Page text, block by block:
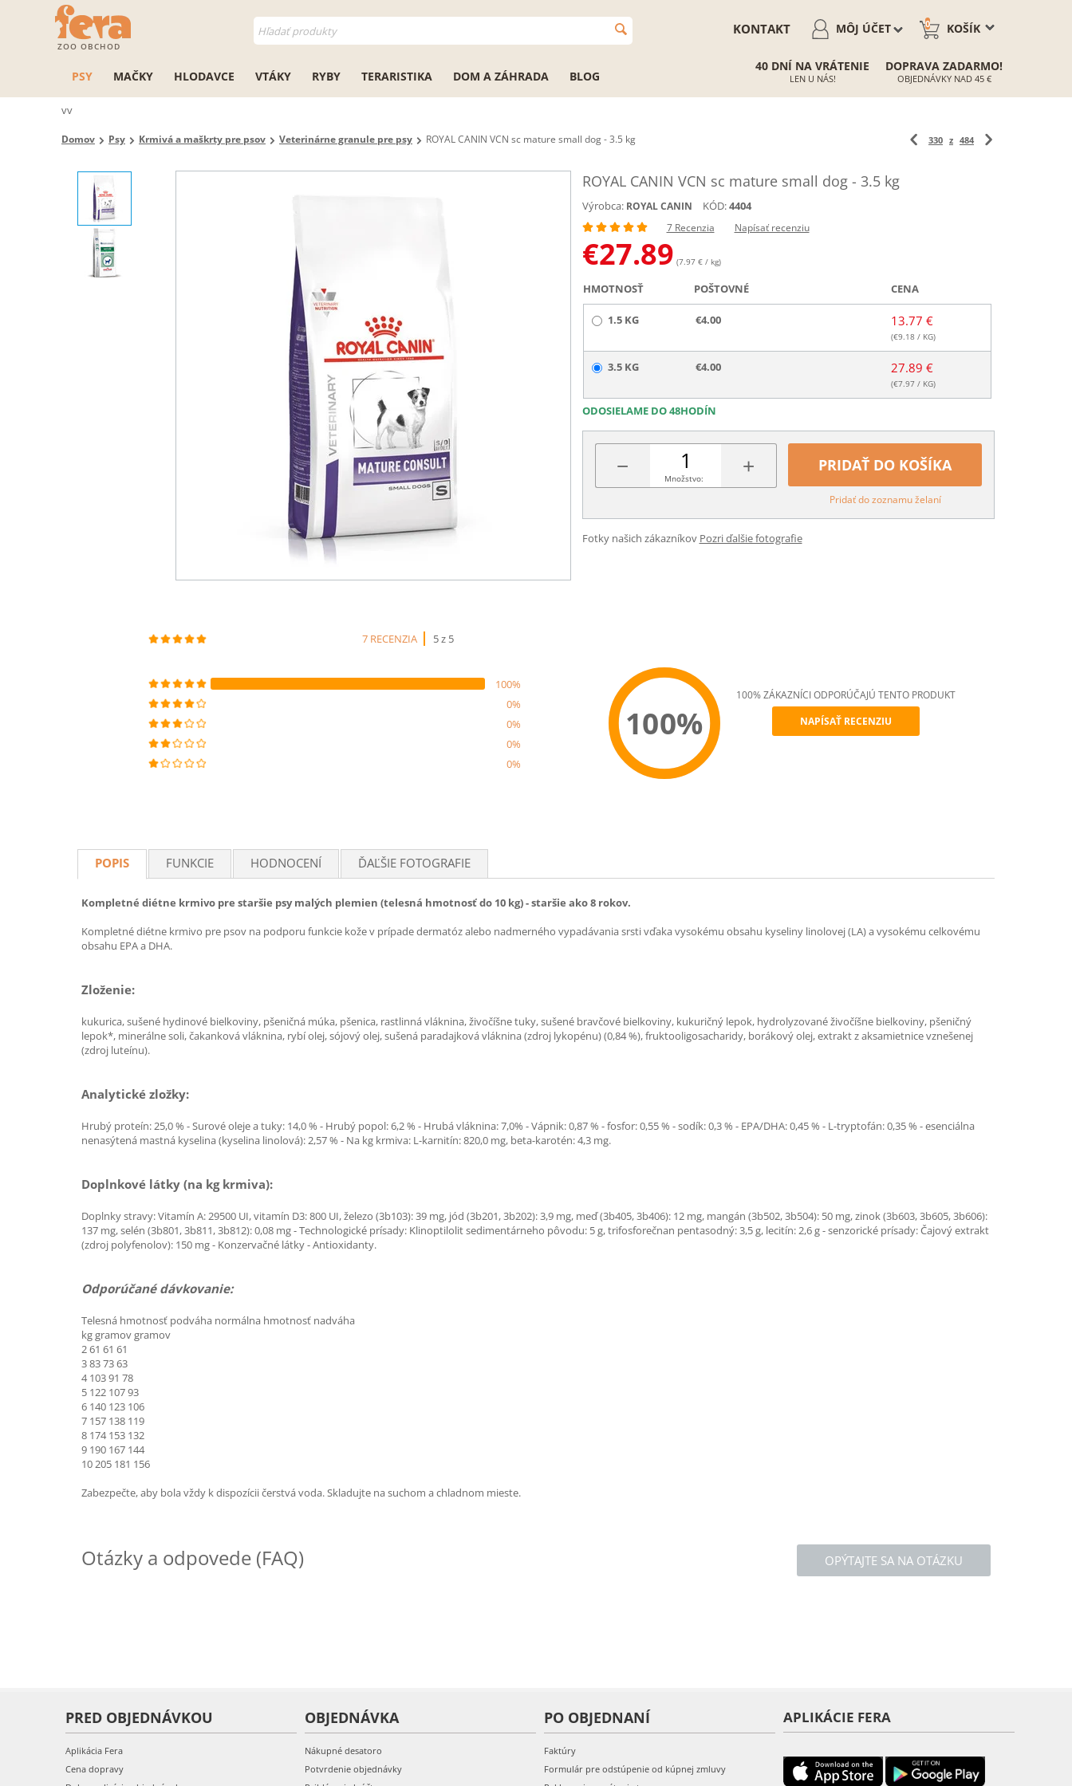
ZOO OBCHOD
KOŠÍK
0
MÔJ ÚČET
KONTAKT
PSY MAČKY HLODAVCE VTÁKY RYBY TERARISTIKA DOM A ZÁHRADA BLOG
40 DNÍ NA VRÁTENIE
LEN U NÁS!
DOPRAVA ZADARMO!
OBJEDNÁVKY NAD 45 €
vv
Domov Psy Krmivá a maškrty pre psov Veterinárne granule pre psy ROYAL CANIN VCN sc mature small dog - 3.5 kg 330 z 484
ROYAL CANIN VCN sc mature small dog - 3.5 kg
Výrobca: ROYAL CANIN KÓD:4404
7 Recenzia Napísať recenziu
€27.89 (7.97 € / kg)
HMOTNOSŤ POŠTOVNÉ CENA
1.5 KG €4.00 13.77 €
(€9.18 / KG)
3.5 KG €4.00 27.89 €
(€7.97/ KG)
ODOSIELAME DO 48HODÍN
− +
Množstvo:
PRIDAŤ DO KOŠÍKA
Pridať do zoznamu želaní
Fotky našich zákazníkov Pozri ďalšie fotografie
7 RECENZIA 5 z 5
100%
0%
0%
0%
0%
100%
100% ZÁKAZNÍCI ODPORÚČAJÚ TENTO PRODUKT
NAPÍSAŤ RECENZIU
POPIS FUNKCIE HODNOCENÍ ĎAĽŠIE FOTOGRAFIE
Kompletné diétne krmivo pre staršie psy malých plemien (telesná hmotnosť do 10 kg) - staršie ako 8 rokov.
Kompletné diétne krmivo pre psov na podporu funkcie kože v prípade dermatóz alebo nadmerného vypadávania srsti vďaka vysokému obsahu kyseliny linolovej (LA) a vysokému celkovému
obsahu EPA a DHA.
Zloženie:
kukurica, sušené hydinové bielkoviny, pšeničná múka, pšenica, rastlinná vláknina, živočíšne tuky, sušené bravčové bielkoviny, kukuričný lepok, hydrolyzované živočíšne bielkoviny, pšeničný
lepok*, minerálne soli, čakanková vláknina, rybí olej, sójový olej, sušená paradajková vláknina (zdroj lykopénu) (0,84 %), fruktooligosacharidy, borákový olej, extrakt z aksamietnice vznešenej
(zdroj luteínu).
Analytické zložky:
Hrubý proteín: 25,0 % - Surové oleje a tuky: 14,0 % - Hrubý popol: 6,2 % - Hrubá vláknina: 7,0% - Vápnik: 0,87 % - fosfor: 0,55 % - sodík: 0,3 % - EPA/DHA: 0,45 % - L-tryptofán: 0,35 % - esenciálna
nenasýtená mastná kyselina (kyselina linolová): 2,57 % - Na kg krmiva: L-karnitín: 820,0 mg, beta-karotén: 4,3 mg.
Doplnkové látky (na kg krmiva):
Doplnky stravy: Vitamín A: 29500 UI, vitamín D3: 800 UI, železo (3b103): 39 mg, jód (3b201, 3b202): 3,9 mg, meď (3b405, 3b406): 12 mg, mangán (3b502, 3b504): 50 mg, zinok (3b603, 3b605, 3b606):
137 mg, selén (3b801, 3b811, 3b812): 0,08 mg - Technologické prísady: Klinoptilolit sedimentárneho pôvodu: 5 g, trifosforečnan pentasodný: 3,5 g, lecitín: 2,6 g - senzorické prísady: Čajový extrakt
(zdroj polyfenolov): 150 mg - Konzervačné látky - Antioxidanty.
Odporúčané dávkovanie:
Telesná hmotnosť podváha normálna hmotnosť nadváha
kg gramov gramov
2 61 61 61
3 83 73 63
4 103 91 78
5 122 107 93
6 140 123 106
7 157 138 119
8 174 153 132
9 190 167 144
10 205 181 156
Zabezpečte, aby bola vždy k dispozícii čerstvá voda. Skladujte na suchom a chladnom mieste.
OPÝTAJTE SA NA OTÁZKU
Otázky a odpovede (FAQ)
PRED OBJEDNÁVKOU
Aplikácia Fera
Cena dopravy
OBJEDNÁVKA
Nákupné desatoro
Potvrdenie objednávky
PO OBJEDNANÍ
Faktúry
Formulár pre odstúpenie od kúpnej zmluvy
APLIKÁCIE FERA